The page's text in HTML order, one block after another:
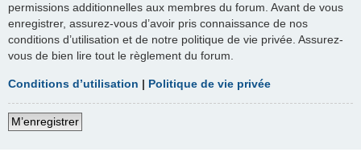
permissions additionnelles aux membres du forum. Avant de vous
enregistrer, assurez-vous d’avoir pris connaissance de nos
conditions d’utilisation et de notre politique de vie privée. Assurez-
vous de bien lire tout le règlement du forum.
Conditions d’utilisation | Politique de vie privée
M’enregistrer